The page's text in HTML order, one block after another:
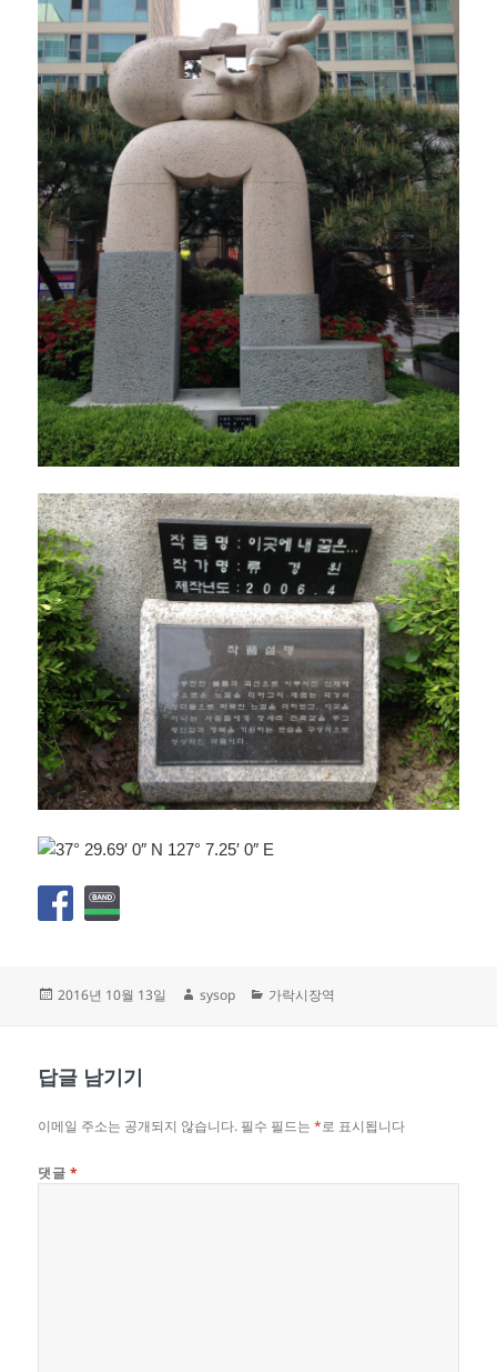
작
2016년 10월 13일
글
sysop
카
가락시장역
답글 남기기
이메일 주소는 공개되지 않습니다. 필수 필드는*로 표시됩니다
댓글 *